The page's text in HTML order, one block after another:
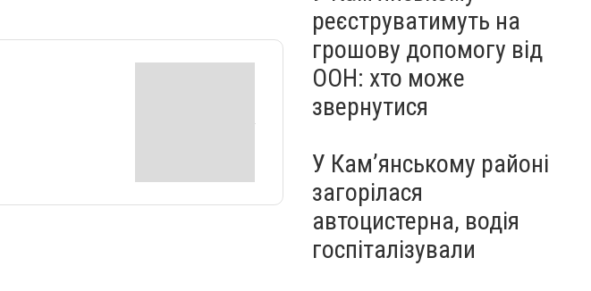
реєструватимуть на
грошову допомогу від
ООН: хто може
звернутися
У Кам’янському районі
загорілася
автоцистерна, водія
госпіталізували